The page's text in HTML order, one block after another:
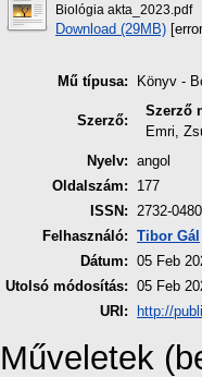
Biológia akta_2023.pdf
Download (29MB)
Mű típusa: Könyv -
Szerző:
Szerző
Emri,
Nyelv: angol
Oldalszám:
177
ISSN: 2732-0480
Felhasználó: Tibor Gál
Dátum: 05 Feb
Utolsó módosítás: 05 Feb
URI:
http://
Műveletek